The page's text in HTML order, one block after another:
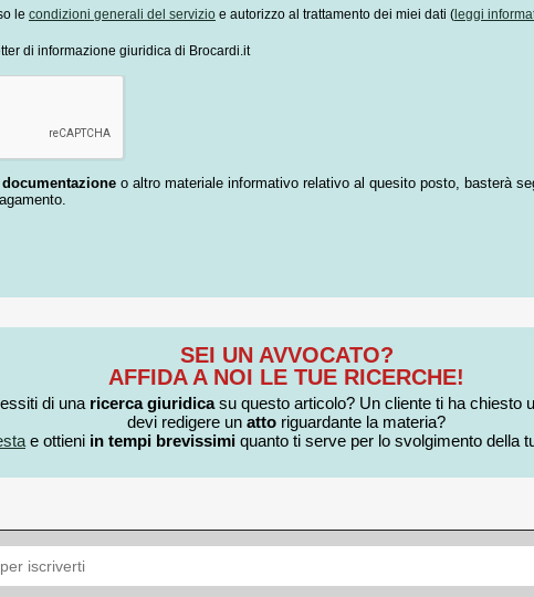
le condizioni generali del servizio e autorizzo al trattamento dei miei dati ( leggi
di informazione giuridica di Brocardi.it
o altro materiale informativo relativo al quesito posto, basterà
SEI UN AVVOCATO?
AFFIDA A NOI LE TUE RICERCHE!
di una ricerca giuridicasu questo articolo? Un cliente ti ha chiesto
devi redigere un atto riguardante la materia?
e ottieni in tempi brevissimi quanto ti serve per lo svolgimento della